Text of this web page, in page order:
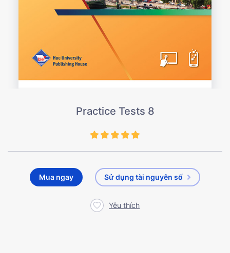
Practice Tests 8
Mua ngay Sử dụng tài nguyên số
Yêu thích